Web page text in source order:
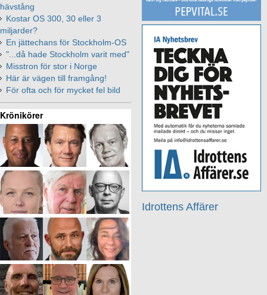
Idrottens Affärer
hävstång
Kostar OS 300, 30 eller 3
miljarder?
En jättechans för Stockholm-OS
"...då hade Stockholm varit med"
Misstron för stor i Norge
Här är vägen till framgång!
För ofta och för mycket fel bild
Krönikörer